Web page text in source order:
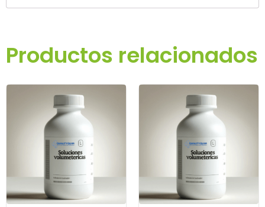
Productos relacionados